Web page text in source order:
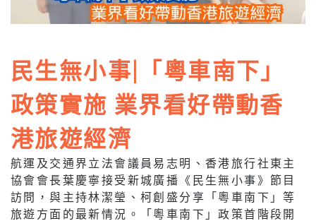
民生無小事|「粵車南下」
政策實施 業界看好帶動香
港旅遊經濟
航運及交通界立法會議員易志明、香港旅行社東主
協會會長葉慶寧接受新城廣播《民生無小事》節目
訪問，與主持林潔瑩、柯創盛分享「粵車南下」等
旅遊方面的最新情況。「粵車南下」政策首階段開